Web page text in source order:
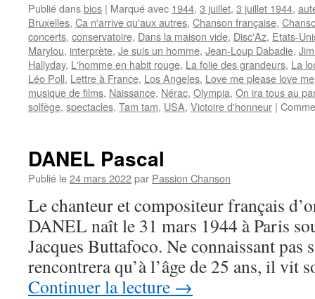
Publié dansbios | Marqué avec 1944, 3 juillet, 3 juillet 1944,
Bruxelles, Ca n'arrive qu'aux autres, Chanson française,
concerts, conservatoire, Dans la maison vide, Disc'Az, Etats-
Marylou, interprète, Je suis un homme, Jean-Loup Dabadie,
Hallyday, L'homme en habit rouge, La folie des grandeurs, La
Léo Poll, Lettre à France, Los Angeles, Love me please love me
musique de films, Naissance, Nérac, Olympia, On ira tous au
solfège, spectacles, Tam tam, USA, Victoire d'honneur |
DANEL Pascal
Publié le24 mars 2022par Passion Chanson
Le chanteur et compositeur français
DANEL naît le 31 mars 1944 à Paris
Jacques Buttafoco. Ne connaissant pas
rencontrera qu’à l’âge de 25 ans, il vit
Continuer la lecture →